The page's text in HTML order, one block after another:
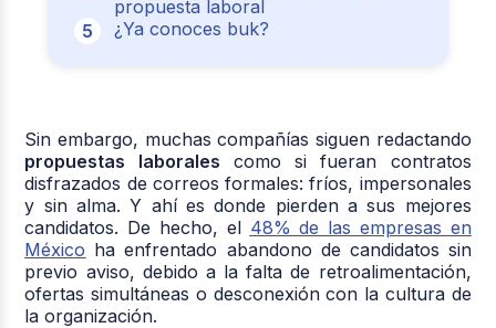
propuesta laboral
¿Ya conoces buk?
Sin embargo, muchas compañías siguen redactando
propuestas laborales como si fueran contratos
disfrazados de correos formales: fríos, impersonales
y sin alma. Y ahí es donde pierden a sus mejores
candidatos. De hecho, el 48% de las empresas en
México ha enfrentado abandono de candidatos sin
previo aviso, debido a la falta de retroalimentación,
ofertas simultáneas o desconexión con la cultura de
la organización.